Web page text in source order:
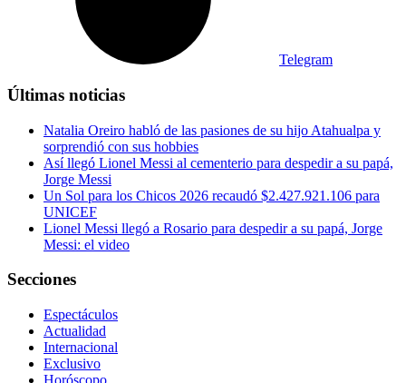
Telegram
Últimas noticias
Natalia Oreiro habló de las pasiones de su hijo Atahualpa y
sorprendió con sus hobbies
Así llegó Lionel Messi al cementerio para despedir a su papá,
Jorge Messi
Un Sol para los Chicos 2026 recaudó $2.427.921.106 para
UNICEF
Lionel Messi llegó a Rosario para despedir a su papá, Jorge
Messi: el video
Secciones
Espectáculos
Actualidad
Internacional
Exclusivo
Horóscopo